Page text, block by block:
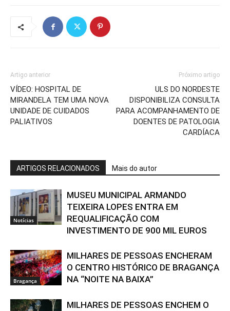
Artigo anterior
VÍDEO: HOSPITAL DE
MIRANDELA TEM UMA NOVA
UNIDADE DE CUIDADOS
PALIATIVOS
Próximo artigo
ULS DO NORDESTE
DISPONIBILIZA CONSULTA
PARA ACOMPANHAMENTO DE
DOENTES DE PATOLOGIA
CARDÍACA
ARTIGOS RELACIONADOS Mais do autor
Notícias
MUSEU MUNICIPAL ARMANDO
TEIXEIRA LOPES ENTRA EM
REQUALIFICAÇÃO COM
INVESTIMENTO DE 900 MIL EUROS
Bragança
MILHARES DE PESSOAS ENCHERAM
O CENTRO HISTÓRICO DE BRAGANÇA
NA “NOITE NA BAIXA”
MILHARES DE PESSOAS ENCHEM O